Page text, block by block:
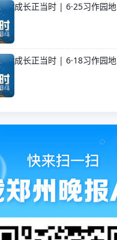
成长正当时 | 6·25习作园地
成长正当时 | 6·18习作园地